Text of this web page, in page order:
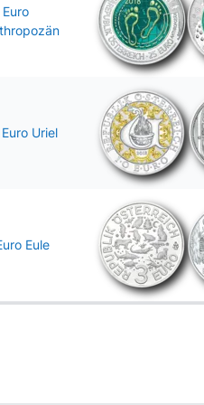
Uriel
Eule